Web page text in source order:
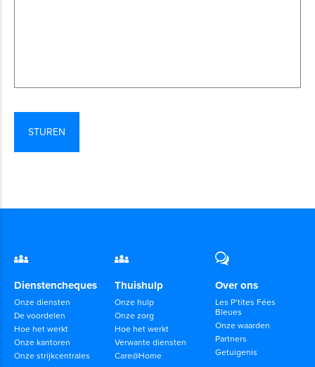
Dienstencheques
Onze diensten
De voordelen
Hoe het werkt
Onze kantoren
Onze strijkcentrales
Thuishulp
Onze hulp
Onze zorg
Hoe het werkt
Verwante diensten
Care@Home
Over ons
Les P’tites Fées
Bleues
Onze waarden
Partners
Getuigenis